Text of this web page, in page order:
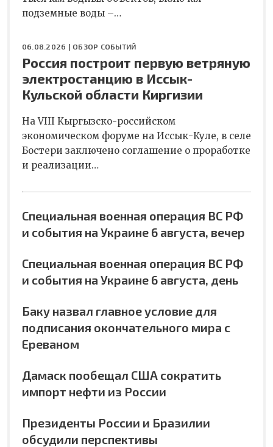
подземные воды –…
06.08.2026 | ОБЗОР СОБЫТИЙ
Россия построит первую ветряную
электростанцию в Иссык-
Кульской области Киргизии
На VIII Кыргызско-российском
экономическом форуме на Иссык-Куле, в селе
Бостери заключено соглашение о проработке
и реализации…
Специальная военная операция ВС РФ
и события на Украине 6 августа, вечер
Специальная военная операция ВС РФ
и события на Украине 6 августа, день
Баку назвал главное условие для
подписания окончательного мира с
Ереваном
Дамаск пообещал США сократить
импорт нефти из России
Президенты России и Бразилии
обсудили перспективы